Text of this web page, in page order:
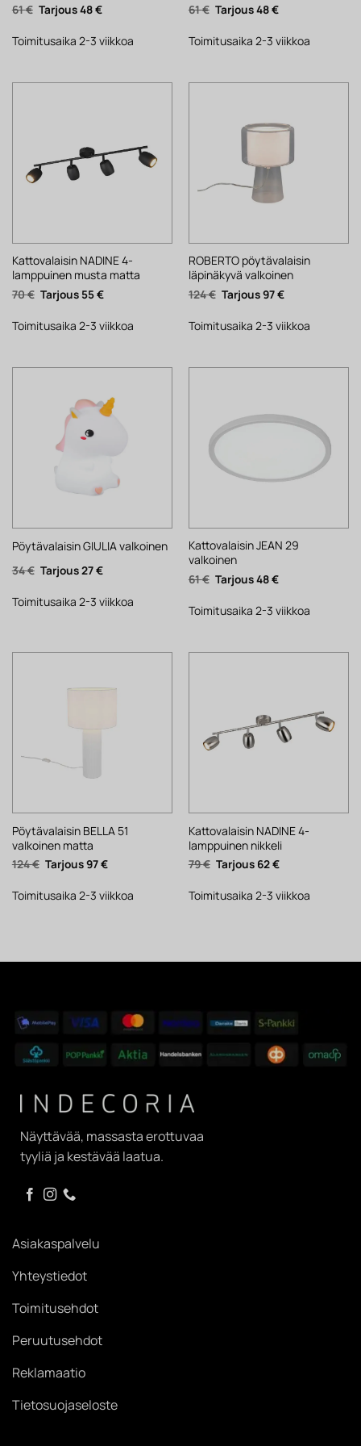
61€ Alkuperäinen
hinta
61 €.
48€Nykyinen
48 €.
Toimitusaika 2-3 viikkoa
61€ Alkuperäinen
hinta
61 €.
48€Nykyinen
48 €.
Toimitusaika 2-3 viikkoa
Kattovalaisin NADINE 4-
lamppuinen musta matta
70€ Alkuperäinen
hinta
70 €.
55€Nykyinen
55 €.
Toimitusaika 2-3 viikkoa
ROBERTO pöytävalaisin
läpinäkyvä valkoinen
124€ Alkuperäinen
hinta
124 €.
97€Nykyinen
97 €.
Toimitusaika 2-3 viikkoa
Pöytävalaisin GIULIA valkoinen
34€ Alkuperäinen
hinta
34 €.
27€Nykyinen
27 €.
Toimitusaika 2-3 viikkoa
Kattovalaisin JEAN 29
valkoinen
61€ Alkuperäinen
hinta
61 €.
48€Nykyinen
48 €.
Toimitusaika 2-3 viikkoa
Pöytävalaisin BELLA 51
valkoinen matta
124€ Alkuperäinen
hinta
124 €.
97€Nykyinen
97 €.
Toimitusaika 2-3 viikkoa
Kattovalaisin NADINE 4-
lamppuinen nikkeli
79€ Alkuperäinen
hinta
79 €.
62€Nykyinen
62 €.
Toimitusaika 2-3 viikkoa
Näyttävää, massasta erottuvaa
tyyliä ja kestävää laatua.
Asiakaspalvelu
Yhteystiedot
Toimitusehdot
Peruutusehdot
Reklamaatio
Tietosuojaseloste